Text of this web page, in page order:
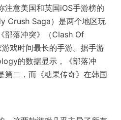
注意美国和英国iOS手游榜的
Crush Saga）是两个地区玩
部落冲突》（Clash Of
戏时间最长的手游。据手游
的数据显示，《部落冲
第二，而《糖果传奇》在韩国